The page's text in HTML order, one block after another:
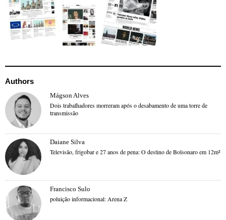
Authors
Mágson Alves
Dois trabalhadores morreram após o desabamento de uma torre de
transmissão
Daiane Silva
Televisão, frigobar e 27 anos de pena: O destino de Bolsonaro em 12m²
Francisco Sulo
poluição informacional: Arena Z